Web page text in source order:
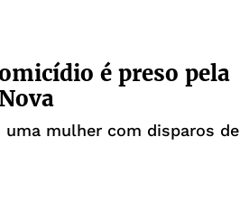
é preso pela
mulher com disparos de